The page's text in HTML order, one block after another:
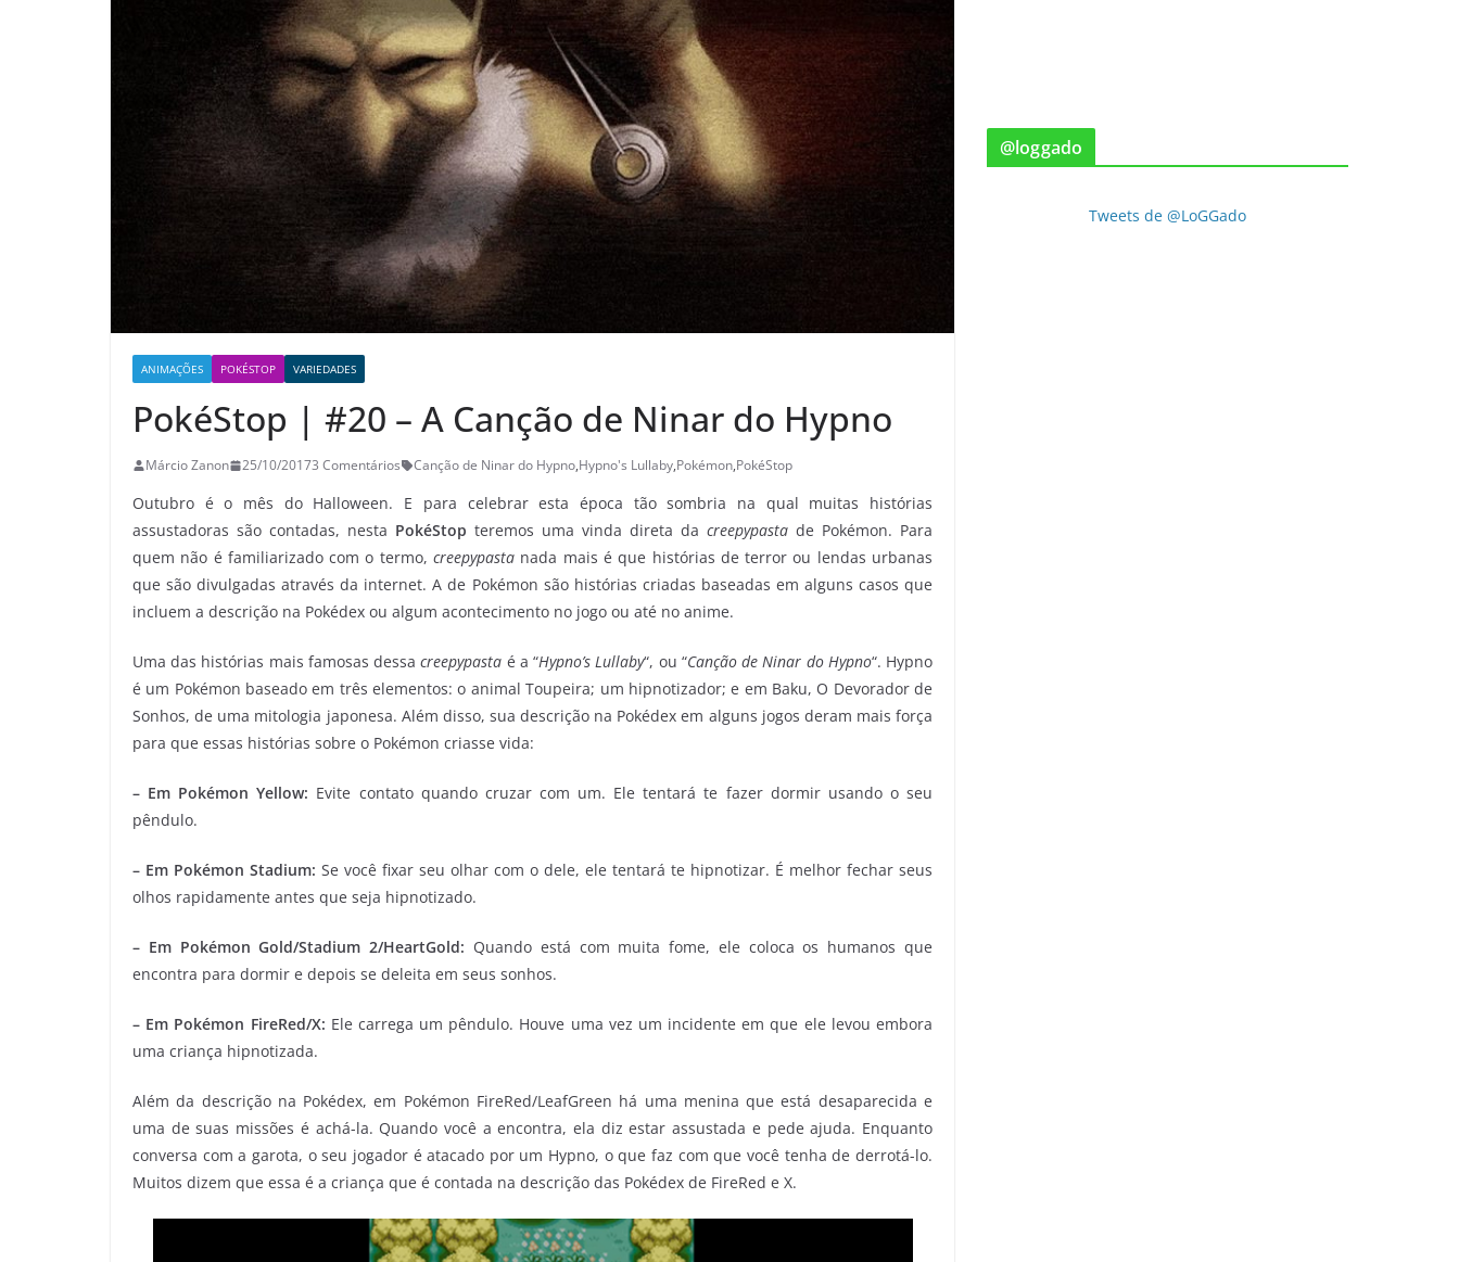
ANIMAÇÕES POKÉSTOP VARIEDADES
PokéStop | #20 – A Canção de Ninar do Hypno
Márcio Zanon 25/10/20173 Comentários Canção de Ninar do Hypno,Hypno's Lullaby,Pokémon,PokéStop
Outubro é o mês do Halloween. E para celebrar esta época tão sombria na qual muitas histórias
assustadoras são contadas, nesta PokéStop teremos uma vinda direta da creepypasta de Pokémon. Para
quem não é familiarizado com o termo,creepypasta nada mais é que histórias de terror ou lendas urbanas
que são divulgadas através da internet. A de Pokémon são histórias criadas baseadas em alguns casos que
incluem a descrição na Pokédex ou algum acontecimento no jogo ou até no anime.
Uma das histórias mais famosas dessacreepypasta é a “Hypno’s Lullaby“, ou “Canção de Ninar do Hypno“. Hypno
é um Pokémon baseado em três elementos: o animal Toupeira; um hipnotizador; e em Baku, O Devorador de
Sonhos, de uma mitologia japonesa. Além disso, sua descrição na Pokédex em alguns jogos deram mais força
para que essas histórias sobre o Pokémon criasse vida:
– Em Pokémon Yellow: Evite contato quando cruzar com um. Ele tentará te fazer dormir usando o seu
pêndulo.
– Em Pokémon Stadium: Se você fixar seu olhar com o dele, ele tentará te hipnotizar. É melhor fechar seus
olhos rapidamente antes que seja hipnotizado.
– Em Pokémon Gold/Stadium 2/HeartGold: Quando está com muita fome, ele coloca os humanos que
encontra para dormir e depois se deleita em seus sonhos.
– Em Pokémon FireRed/X: Ele carrega um pêndulo. Houve uma vez um incidente em que ele levou embora
uma criança hipnotizada.
Além da descrição na Pokédex, em Pokémon FireRed/LeafGreen há uma menina que está desaparecida e
uma de suas missões é achá-la. Quando você a encontra, ela diz estar assustada e pede ajuda. Enquanto
conversa com a garota, o seu jogador é atacado por um Hypno, o que faz com que você tenha de derrotá-lo.
Muitos dizem que essa é a criança que é contada na descrição das Pokédex de FireRed e X.
@loggado
Tweets de @LoGGado